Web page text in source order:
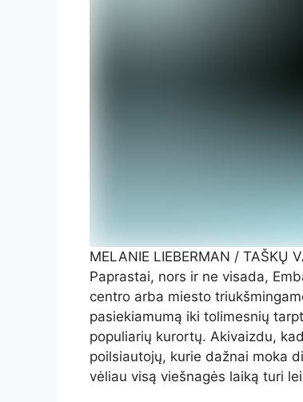
MELANIE LIEBERMAN / TAŠKŲ
Paprastai, nors ir ne visada,
centro arba miesto
pasiekiamumą iki tolimesnių
populiarių kurortų. Akivaizdu,
poilsiautojų, kurie dažnai moka
vėliau visą viešnagės laiką turi